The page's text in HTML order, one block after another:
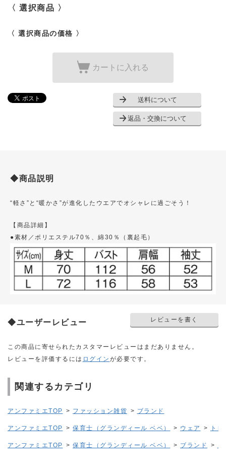
〈 選択商品 〉
〈 選択商品の価格 〉
カートに入れる
送料について
返品・交換について
◆商品説明
“軽さ”と“暖かさ”が進化したウエアでオシャレに過ごそう！
【商品詳細】
●素材／ポリエステル70％、綿30％（裏起毛）
◆ユーザーレビュー レビューを書く
この商品に寄せられたカスタマーレビューはまだありません。
レビューを評価するには ログイン が必要です。
関連するカテゴリ
アンファミエTOP > ファッション雑貨 > ブランド
アンファミエTOP > 保育士（グランディール ベベ） > ウェア > ト
アンファミエTOP > 保育士（グランディール ベベ） > ブランド >